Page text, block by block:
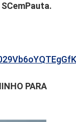
PARA